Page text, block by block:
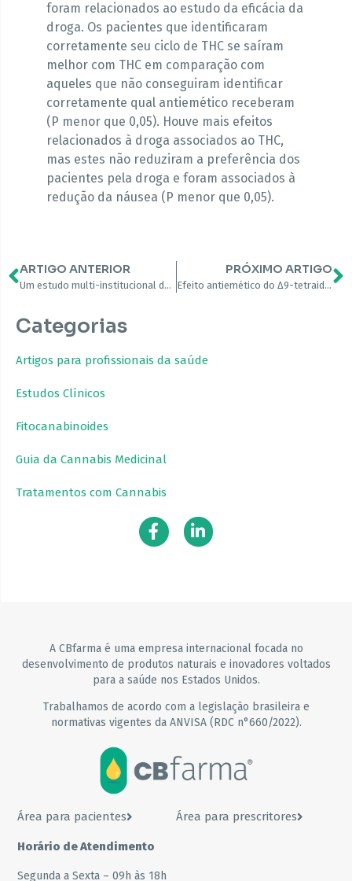
foram relacionados ao estudo da eficácia da
droga. Os pacientes que identificaram
corretamente seu ciclo de THC se saíram
melhor com THC em comparação com
aqueles que não conseguiram identificar
corretamente qual antiemético receberam
(P menor que 0,05). Houve mais efeitos
relacionados à droga associados ao THC,
mas estes não reduziram a preferência dos
pacientes pela droga e foram associados à
redução da náusea (P menor que 0,05).
ARTIGO ANTERIOR
Um estudo multi-institucional de Fase III de nabilona versus placebo em náuseas e vômitos induzidos por quimioterapia
PRÓXIMO ARTIGO
Efeito antiemético do Δ9-tetraidrocanabinol na náusea e êmese associadas à quimioterapia em comparação com placebo e compazina
Categorias
Artigos para profissionais da saúde
Estudos Clínicos
Fitocanabinoides
Guia da Cannabis Medicinal
Tratamentos com Cannabis
A CBfarma é uma empresa internacional focada no
desenvolvimento de produtos naturais e inovadores voltados
para a saúde nos Estados Unidos.
Trabalhamos de acordo com a legislação brasileira e
normativas vigentes da ANVISA (RDC n°660/2022).
Área para pacientes Área para prescritores
Horário de Atendimento
Segunda a Sexta – 09h às 18h